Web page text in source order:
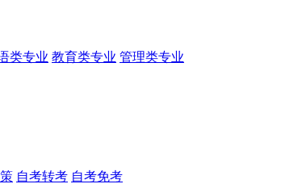
类专业 教育类专业 管理类专业
自考转考 自考免考